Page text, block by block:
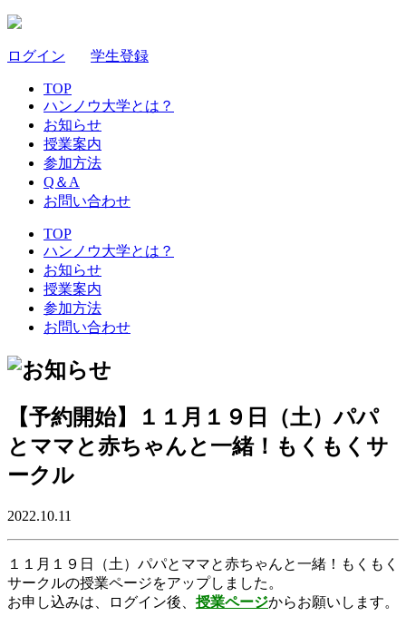
ログイン 学生登録
TOP
ハンノウ大学とは？
お知らせ
授業案内
参加方法
Q＆A
お問い合わせ
TOP
ハンノウ大学とは？
お知らせ
授業案内
参加方法
お問い合わせ
【予約開始】１１月１９日（土）パパ
とママと赤ちゃんと一緒！もくもくサ
ークル
2022.10.11
１１月１９日（土）パパとママと赤ちゃんと一緒！もくもく
サークルの授業ページをアップしました。
お申し込みは、ログイン後、 授業ページからお願いします。